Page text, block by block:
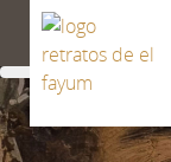
Presentación